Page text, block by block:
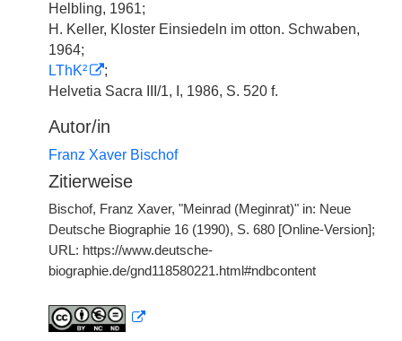
Helbling, 1961;
H. Keller, Kloster Einsiedeln im otton. Schwaben,
1964;
LThK²
;
Helvetia Sacra III/1, I, 1986, S. 520 f.
Autor/in
Franz Xaver Bischof
Zitierweise
Bischof, Franz Xaver, "Meinrad (Meginrat)" in: Neue
Deutsche Biographie 16 (1990), S. 680 [Online-Version];
URL: https://www.deutsche-
biographie.de/gnd118580221.html#ndbcontent